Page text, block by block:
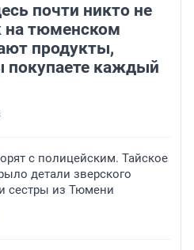
почти никто не
на тюменском
продукты,
покупаете каждый
с полицейским. Тайское
детали зверского
сестры из Тюмени